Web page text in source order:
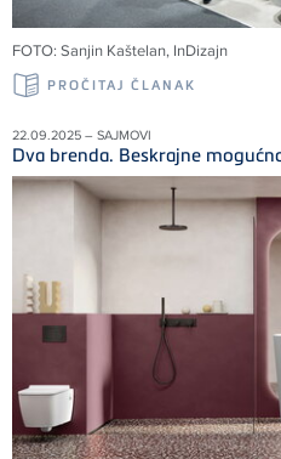
FOTO: Sanjin Kaštelan, InDizajn
PROČITAJ ČLANAK
22.09.2025 – SAJMOVI
Dva brenda. Beskrajne